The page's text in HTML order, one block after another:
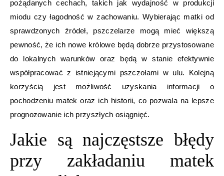
pożądanych cechach, takich jak wydajność w produkcji
miodu czy łagodność w zachowaniu. Wybierając matki od
sprawdzonych źródeł, pszczelarze mogą mieć większą
pewność, że ich nowe królowe będą dobrze przystosowane
do lokalnych warunków oraz będą w stanie efektywnie
współpracować z istniejącymi pszczołami w ulu. Kolejną
korzyścią jest możliwość uzyskania informacji o
pochodzeniu matek oraz ich historii, co pozwala na lepsze
prognozowanie ich przyszłych osiągnięć.
Jakie są najczęstsze błędy
przy zakładaniu matek